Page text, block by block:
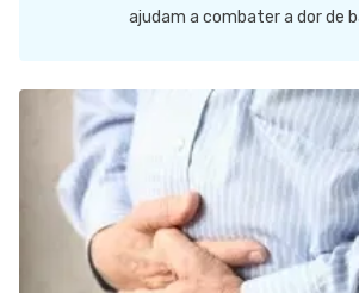
SIGA O TUA SAÚDE NAS REDES
ajudam a combater a dor de